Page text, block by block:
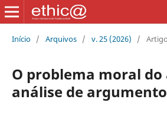
Início / Arquivos / v. 25 (2026) /
O problema moral
análise de